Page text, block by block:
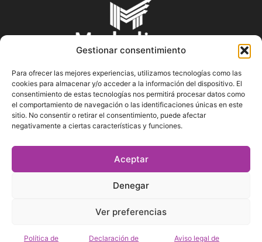
Gestionar consentimiento
Para ofrecer las mejores experiencias, utilizamos tecnologías como las
cookies para almacenar y/o acceder a la información del dispositivo. El
consentimiento de estas tecnologías nos permitirá procesar datos como
el comportamiento de navegación o las identificaciones únicas en este
sitio. No consentir o retirar el consentimiento, puede afectar
negativamente a ciertas características y funciones.
Aceptar
Denegar
Ver preferencias
Política de Declaración de Aviso legal de
SOBRE NOSOTROS
En Marketin.es encontrarás la más actualizada y veraz
información sobre el mundo del marketing; consejos
SÍGUENOS